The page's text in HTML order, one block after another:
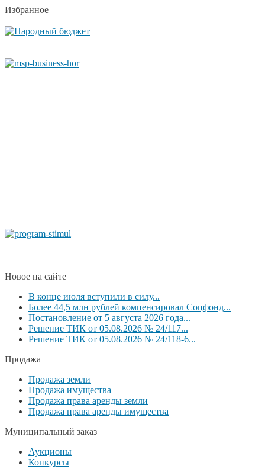
Избранное
Новое на сайте
В конце июля вступили в силу...
Более 44,5 млн рублей компенсировал Соцфонд...
Постановление от 5 августа 2026 года...
Решение ТИК от 05.08.2026 № 24/117...
Решение ТИК от 05.08.2026 № 24/118-6...
Продажа
Продажа земли
Продажа имущества
Продажа права аренды земли
Продажа права аренды имущества
Муниципальный заказ
Аукционы
Конкурсы